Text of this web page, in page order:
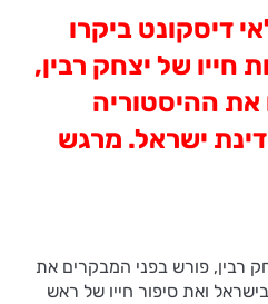
130 גמלאי דיסקונט ביקרו
חייו של יצחק רבין,
ההיסטוריה
ישראל. מרגש
רבין, פורש בפני המבקרים את
ואת סיפור חייו של ראש